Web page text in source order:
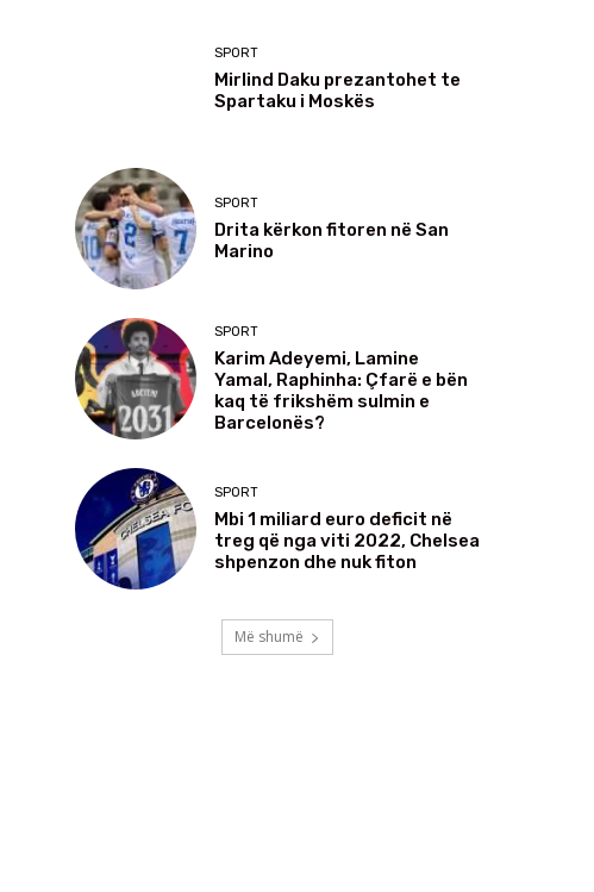
SPORT
Mirlind Daku prezantohet te
Spartaku i Moskës
SPORT
Drita kërkon fitoren në San
Marino
SPORT
Karim Adeyemi, Lamine
Yamal, Raphinha: Çfarë e bën
kaq të frikshëm sulmin e
Barcelonës?
SPORT
Mbi 1 miliard euro deficit në
treg që nga viti 2022, Chelsea
shpenzon dhe nuk fiton
Më shumë